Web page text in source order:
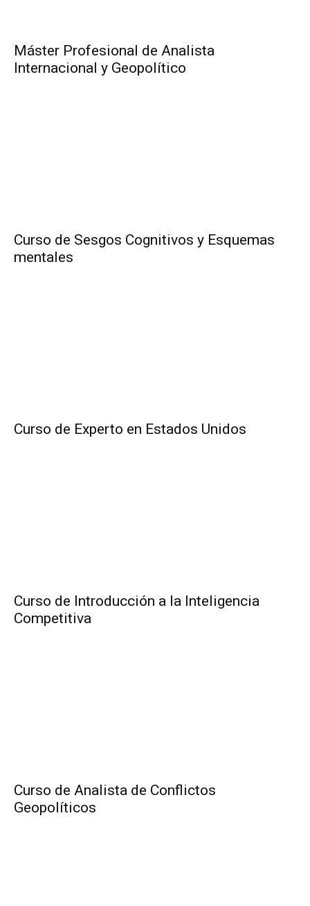
Máster Profesional de Analista
Internacional y Geopolítico
Curso de Sesgos Cognitivos y Esquemas
mentales
Curso de Experto en Estados Unidos
Curso de Introducción a la Inteligencia
Competitiva
Curso de Analista de Conflictos
Geopolíticos